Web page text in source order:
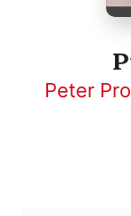
Peter